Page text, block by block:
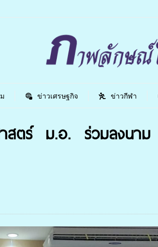
ข่าวเศรษฐกิจ ข่าวกีฬา
สตร์ ม.อ. ร่วมลงนา